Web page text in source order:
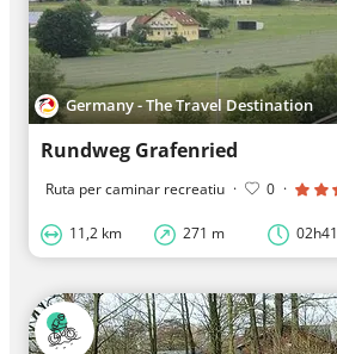
Germany - The Travel Destination
Rundweg Grafenried
Ruta per caminar recreatiu · 0 ·
11,2 km 271 m 02h41